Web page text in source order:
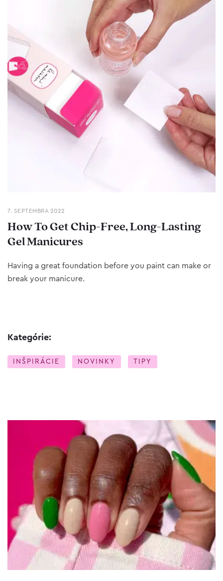
7. SEPTEMBRA 2022
How To Get Chip-Free, Long-Lasting
Gel Manicures
Having a great foundation before you paint can make or
break your manicure.
Kategórie:
INŠPIRÁCIE NOVINKY TIPY